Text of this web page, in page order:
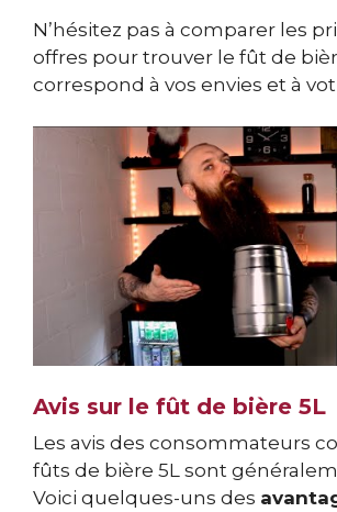
N’hésitez pas à comparer les
offres pour trouver le fût de
correspond à vos envies et à
Avis sur le fût de bière 5L
Les avis des consommateurs
fûts de bière 5L sont
Voici quelques-uns des